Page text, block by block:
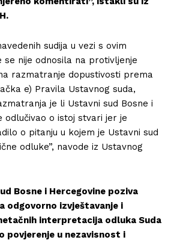
sudija u vezi s ovim
se nije odnosila na protivljenje
razmatranje dopustivosti prema
e) Pravila Ustavnog suda,
je li Ustavni sud Bosne i
odlučivao o istoj stvari jer je
o pitanju u kojem je Ustavni sud
odluke”, navode iz Ustavnog
Bosne i Hercegovine poziva
odgovorno izvještavanje i
interpretacija odluka Suda
povjerenje u nezavisnost i